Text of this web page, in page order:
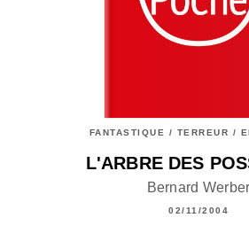
FANTASTIQUE / TERREUR /
L'ARBRE DES
Bernard Werber
02/11/2004